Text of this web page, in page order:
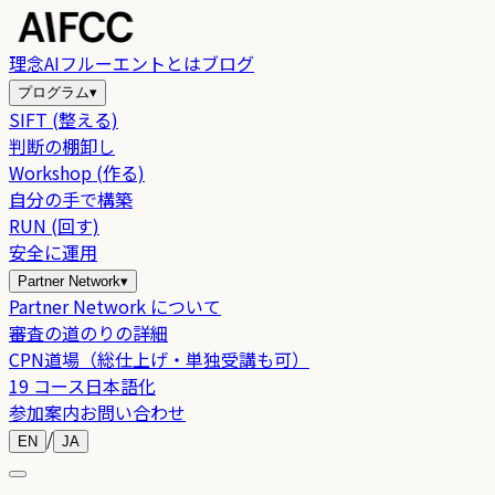
理念AIフルーエントとはブログ
プログラム▾
SIFT (整える)
判断の棚卸し
Workshop (作る)
自分の手で構築
RUN (回す)
安全に運用
Partner Network▾
Partner Network について
審査の道のりの詳細
CPN道場（総仕上げ・単独受講も可）
19 コース日本語化
参加案内お問い合わせ
EN / JA